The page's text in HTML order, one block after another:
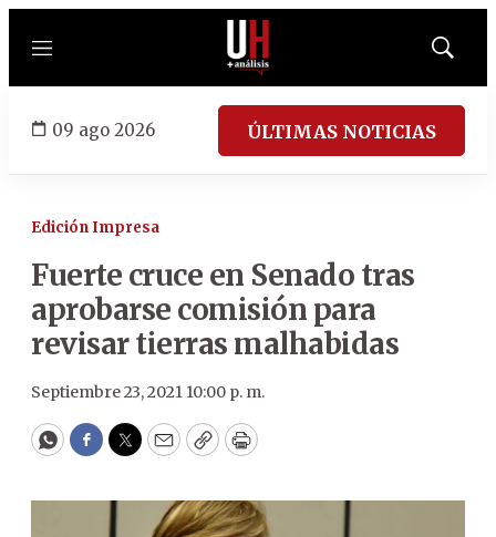
Menú
Mostrar
09 ago 2026 ÚLTIMAS NOTICIAS
Edición Impresa
Fuerte cruce en Senado tras
aprobarse comisión para
revisar tierras malhabidas
Septiembre 23, 2021 10:00 p. m.
WhatsApp
Facebook
Twitter
EmailCopyPrint